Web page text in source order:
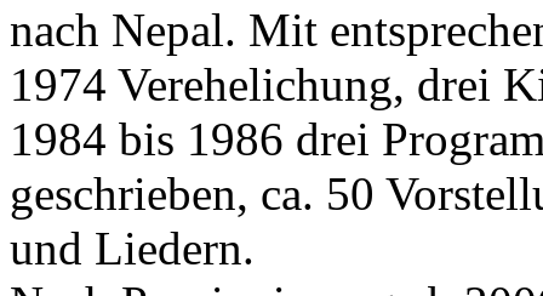
nach Nepal. Mit
1974 Verehelichung, drei
1984 bis 1986 drei
geschrieben, ca. 50
und Liedern.